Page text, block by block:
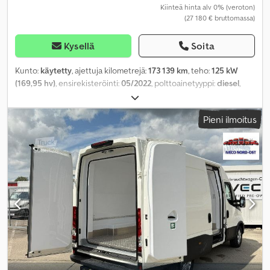
Kiinteä hinta alv 0% (veroton)
(27 180 € bruttomassa)
Kysellä Soita
Kunto: käytetty, ajettuja kilometrejä:173 139 km, teho:125 kW
(169,95 hv), ensirekisteröinti:05/2022, polttoainetyyppi:diesel,
valkoinen
mekaaninen, päästöluokka:Euro 6, istuimien määrä:3,
kokonaispituus:5 981 mm , kokonaisleveys:2 029 mm,
kokonaiskorkeus:2 786 mm, Valmistusvuosi: , Varusteet:ABS,
elektroninen ajonvakautusjärjestelmä (ESP), ilmastointi,
keskuslukitus, noesuodatin,
Pieni ilmoitus